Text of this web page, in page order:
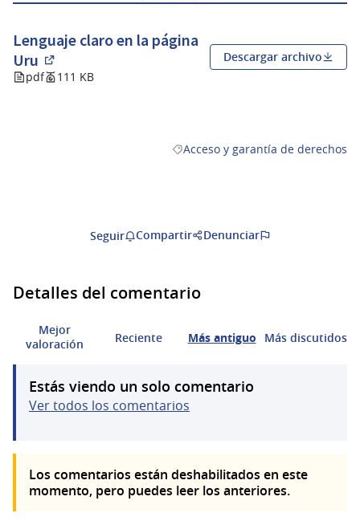
Lenguaje claro en la página
Uru
(Abrir en una pestaña nueva)
pdf 111 KB
Descargar archivo
Resultados al filtrar por la
Acceso y garantía de derechos
Seguir Compartir Denunciar
Detalles del comentario
Mejor
valoración
Reciente Más antiguo Más discutidos
Estás viendo un solo comentario
Ver todos los comentarios
Los comentarios están deshabilitados en este
momento, pero puedes leer los anteriores.